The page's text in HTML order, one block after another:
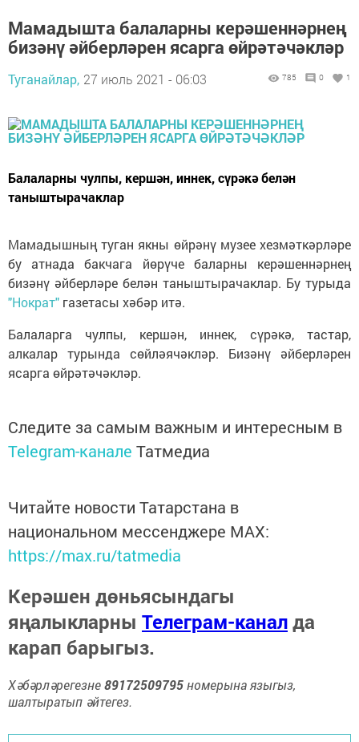
Мамадышта балаларны керәшеннәрнең
бизәнү әйберләрен ясарга өйрәтәчәкләр
Туганайлар, 27 июль 2021 - 06:03 785 0 1
Балаларны чулпы, кершән, иннек, сүрәкә белән
таныштырачаклар
Мамадышның туган якны өйрәнү музее хезмәткәрләре
бу атнада бакчага йөрүче баларны керәшеннәрнең
бизәнү әйберләре белән таныштырачаклар. Бу турыда
"Нократ" газетасы хәбәр итә.
Балаларга чулпы, кершән, иннек, сүрәкә, тастар,
алкалар турында сөйләячәкләр. Бизәнү әйберләрен
ясарга өйрәтәчәкләр.
Следите за самым важным и интересным в
Telegram-канале Татмедиа
Читайте новости Татарстана в
национальном мессенджере MАХ:
https://max.ru/tatmedia
Керәшен дөньясындагы
яңалыкларны Телеграм-каналда
карап барыгыз.
Хәбәрләрегезне89172509795номерына языгыз,
шалтыратып әйтегез.